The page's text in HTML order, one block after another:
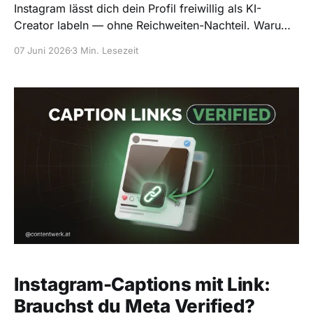
Instagram lässt dich dein Profil freiwillig als KI-
Creator labeln — ohne Reichweiten-Nachteil. Warum
Ausnahme.
07 Juni 20263 Min. Lesezeit
Instagram-Captions mit Link:
Brauchst du Meta Verified?